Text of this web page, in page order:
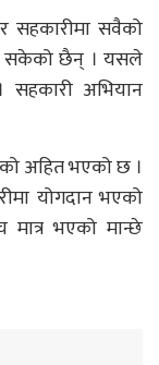
सहकारीमा सवैको
सकेको छैन् । यसले
अभियान
अहित भएको छ ।
योगदान भएको
भएको मान्छे